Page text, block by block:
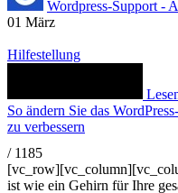
Wordpress-Support -
01 März
Hilfestellung
So ändern Sie das
zu verbessern
/ 1185
ist wie ein Gehirn für Ihre